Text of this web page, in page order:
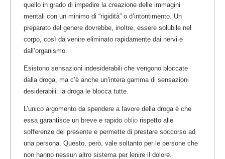
quello in grado di impedire la creazione delle immagini
mentali con un minimo di “rigidità” o d’intontimento. Un
preparato del genere dovrebbe, inoltre, essere solubile nel
corpo, così da venire eliminato rapidamente dai nervi e
dall’organismo.
Esistono sensazioni indesiderabili che vengono bloccate
dalla droga, ma c’è anche un’intera gamma di sensazioni
desiderabili: la droga le blocca tutte.
L’unico argomento da spendere a favore della droga è che
essa garantisce un breve e rapido oblio rispetto alle
sofferenze del presente e permette di prestare soccorso ad
una persona. Questo, però, vale soltanto per le persone che
non hanno nessun altro sistema per lenire il dolore.